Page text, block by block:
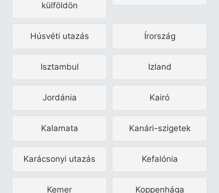
külföldön
Húsvéti utazás Írország
Isztambul Izland
Jordánia Kairó
Kalamata Kanári-szigetek
Karácsonyi utazás Kefalónia
Kemer Koppenhága